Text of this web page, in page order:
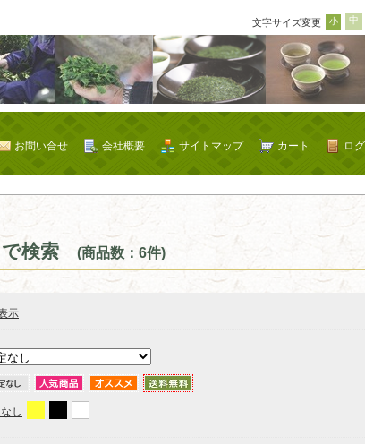
文字サイズ変更 小 中
ロ
カート
サイトマップ
会社概要
お問い合せ
検索 (商品数：6件)
示
し